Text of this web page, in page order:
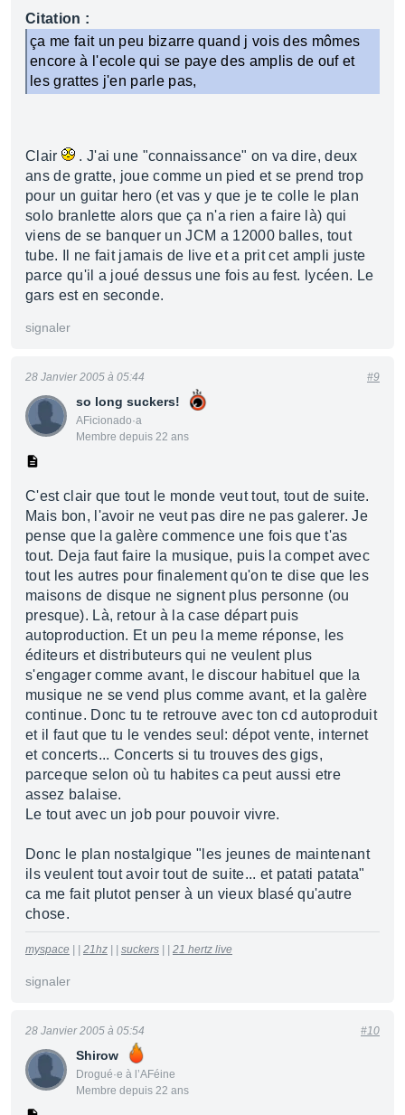
Citation :
ça me fait un peu bizarre quand j vois des mômes
encore à l'ecole qui se paye des amplis de ouf et
les grattes j'en parle pas,
Clair
. J'ai une "connaissance" on va dire, deux
ans de gratte, joue comme un pied et se prend trop
pour un guitar hero (et vas y que je te colle le plan
solo branlette alors que ça n'a rien a faire là) qui
viens de se banquer un JCM a 12000 balles, tout
tube. Il ne fait jamais de live et a prit cet ampli juste
parce qu'il a joué dessus une fois au fest. lycéen. Le
gars est en seconde.
signaler
so long suckers!
AFicionado·a
Membre depuis 22 ans
28 Janvier 2005 à 05:44 #9
C'est clair que tout le monde veut tout, tout de suite.
Mais bon, l'avoir ne veut pas dire ne pas galerer. Je
pense que la galère commence une fois que t'as
tout. Deja faut faire la musique, puis la compet avec
tout les autres pour finalement qu'on te dise que les
maisons de disque ne signent plus personne (ou
presque). Là, retour à la case départ puis
autoproduction. Et un peu la meme réponse, les
éditeurs et distributeurs qui ne veulent plus
s'engager comme avant, le discour habituel que la
musique ne se vend plus comme avant, et la galère
continue. Donc tu te retrouve avec ton cd autoproduit
et il faut que tu le vendes seul: dépot vente, internet
et concerts... Concerts si tu trouves des gigs,
parceque selon où tu habites ca peut aussi etre
assez balaise.
Le tout avec un job pour pouvoir vivre.
Donc le plan nostalgique "les jeunes de maintenant
ils veulent tout avoir tout de suite... et patati patata"
ca me fait plutot penser à un vieux blasé qu'autre
chose.
myspace 21hz suckers 21 hertz live
signaler
Shirow
Drogué·e à l’AFéine
Membre depuis 22 ans
28 Janvier 2005 à 05:54 #10